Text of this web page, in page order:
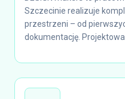
Szczecinie realizuje
przestrzeni – od
dokumentację.